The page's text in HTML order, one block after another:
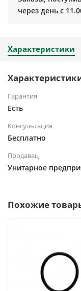
через день с
Характеристики
Гарантия
Есть
Консультация
Бесплатно
Продавец
Унитарное
Похожие